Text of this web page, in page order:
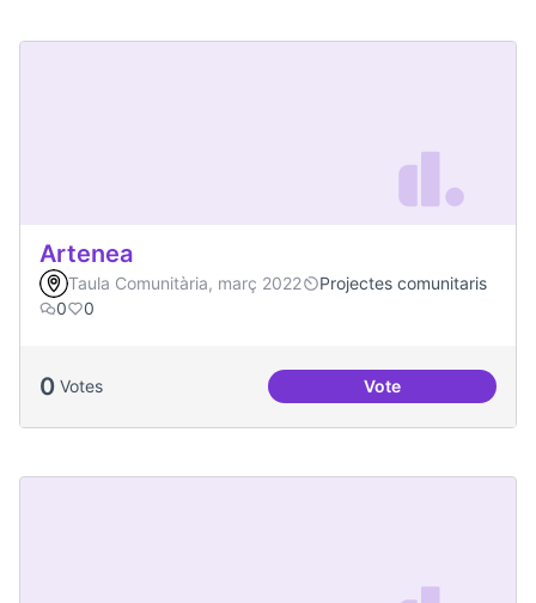
Artenea
Taula Comunitària, març 2022
Projectes comunitaris
0
0
0 Votes VoteArtenea